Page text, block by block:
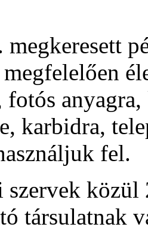
karbidra,
fel.
szervek közül
társulatnak